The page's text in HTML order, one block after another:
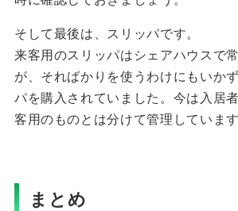
そして最後は、スリッパです。
来客用のスリッパはシェアハウスで
が、そればかりを使うわけにもいか
パを購入されていました。今は入居
客用のものとは分けて管理しています
まとめ